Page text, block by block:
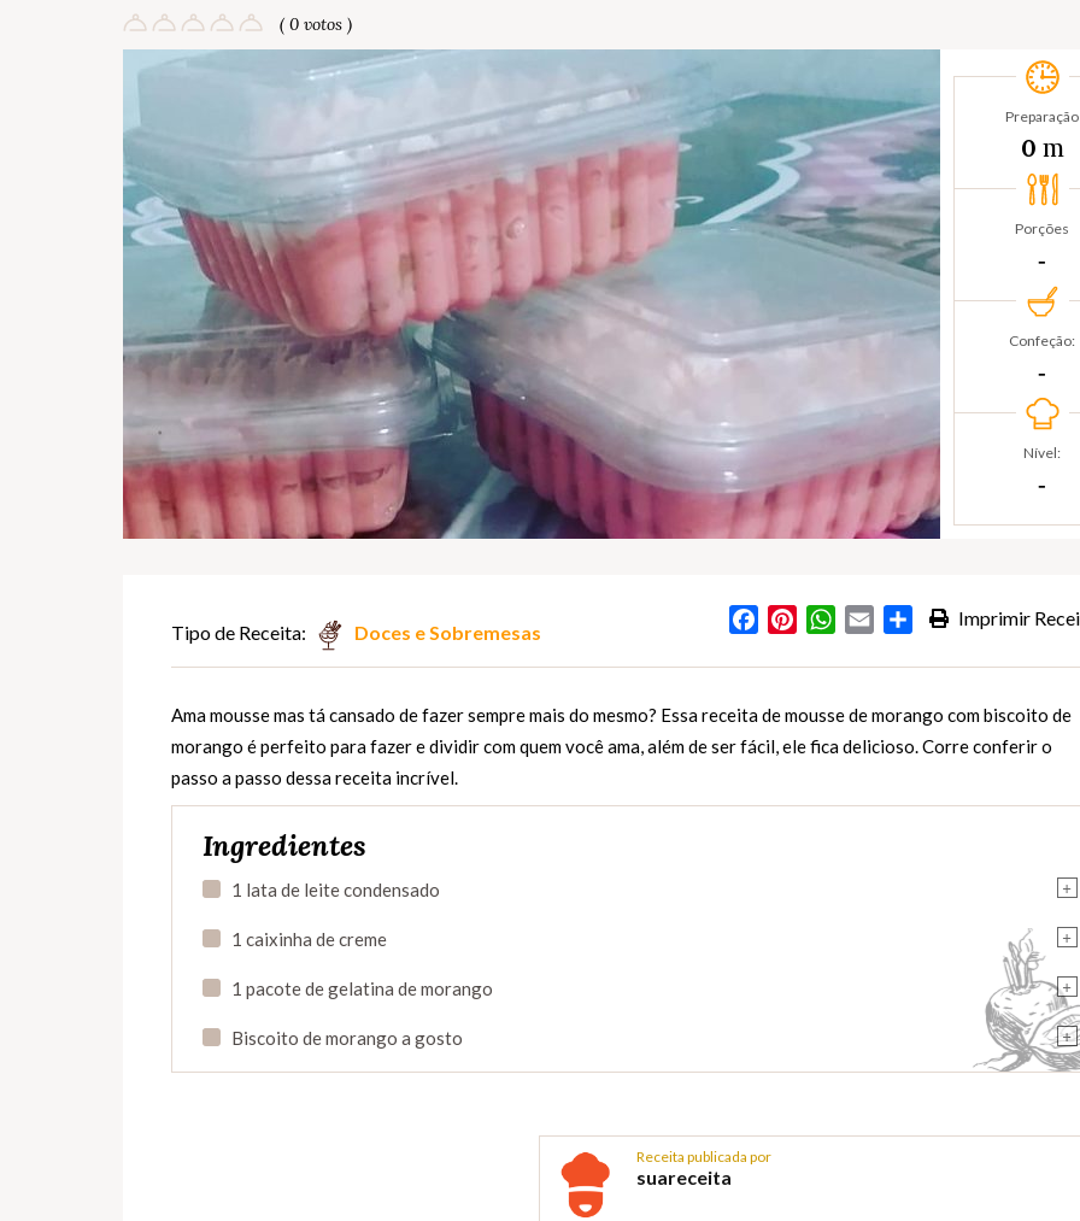
( 0 votos )
Preparação
0 m
Porções
‐
Confeção:
‐
Nível:
‐
Imprimir
FacebookPinterestWhatsApp
Email Partilhar
Tipo de Receita: Doces e Sobremesas
Ama mousse mas tá cansado de fazer sempre mais do mesmo? Essa receita de mousse de morango com biscoito de
morango é perfeito para fazer e dividir com quem você ama, além de ser fácil, ele fica delicioso. Corre conferir o
passo a passo dessa receita incrível.
Ingredientes
+
1 lata de leite condensado
+
1 caixinha de creme
+
1 pacote de gelatina de morango
+
Biscoito de morango a gosto
Receita publicada por
suareceita